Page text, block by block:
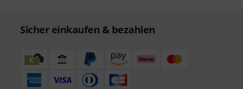
Sicher einkaufen & bezahlen